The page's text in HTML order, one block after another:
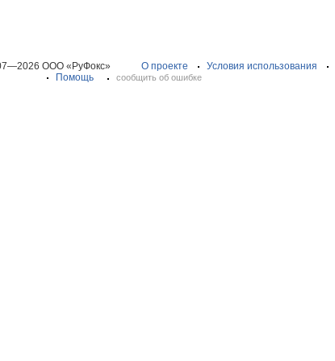
ООО «РуФокс» О проекте Условия использования
Помощь
сообщить об ошибке